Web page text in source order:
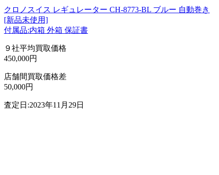
クロノスイス レギュレーター CH-8773-BL ブルー 自動巻き
[新品未使用]
付属品:内箱 外箱 保証書
９社平均買取価格
450,000円
店舗間買取価格差
50,000円
査定日:2023年11月29日